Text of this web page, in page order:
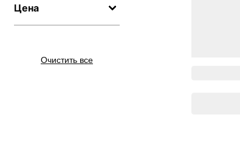
Цена
Очистить все